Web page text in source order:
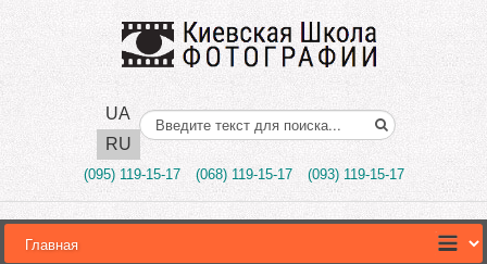
UA
RU
Поиск..
(095) 119-15-17 (068) 119-15-17 (093) 119-15-17